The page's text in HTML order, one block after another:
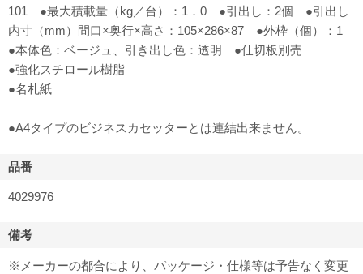
101 ●最大積載量（kg／台）：1．0 ●引出し：2個 ●引出し
内寸（mm）間口×奥行×高さ：105×286×87 ●外枠（個）：1
●本体色：ベージュ、引き出し色：透明 ●仕切板別売
●強化スチロール樹脂
●名札紙
●A4タイプのビジネスカセッターとは連結出来ません。
品番
4029976
備考
※メーカーの都合により、パッケージ・仕様等は予告なく変更